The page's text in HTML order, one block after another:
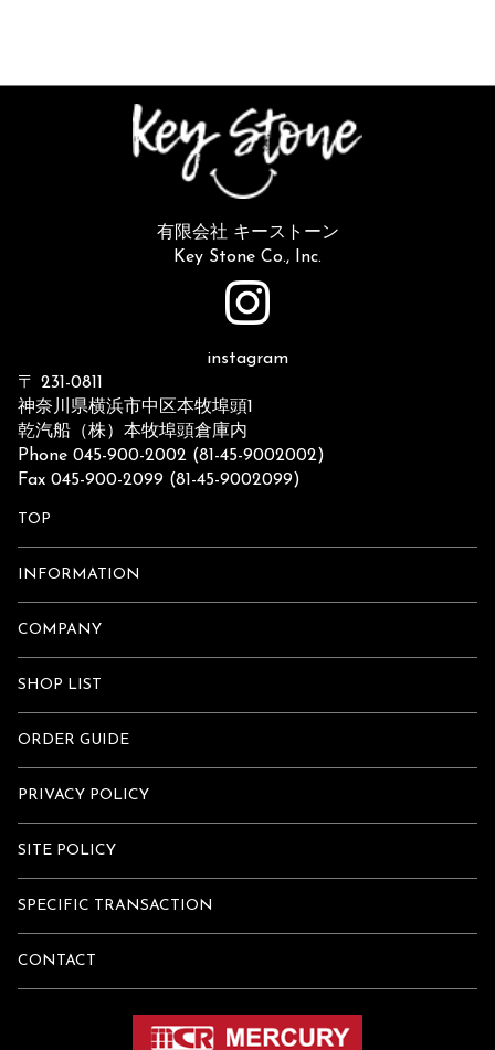
有限会社 キーストーン
Key Stone Co., Inc.
instagram
〒 231-0811
神奈川県横浜市中区本牧埠頭1
乾汽船（株）本牧埠頭倉庫内
Phone 045-900-2002 (81-45-9002002)
Fax 045-900-2099 (81-45-9002099)
TOP
INFORMATION
COMPANY
SHOP LIST
ORDER GUIDE
PRIVACY POLICY
SITE POLICY
SPECIFIC TRANSACTION
CONTACT